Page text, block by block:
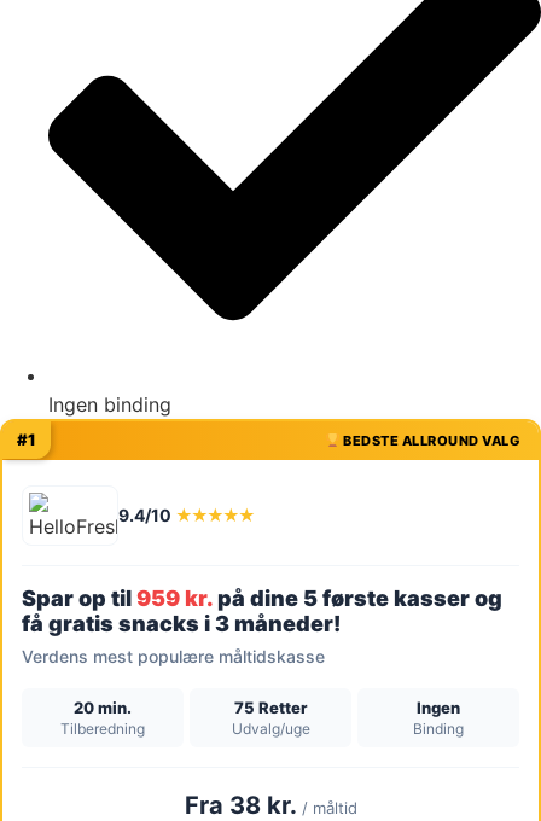
Ingen binding
BEDSTE ALLROUND VALG
#1
9.4/10 ★★★★★
Spar op til959 kr.på dine 5 første kasser og
få gratis snacks i 3 måneder!
Verdens mest populære måltidskasse
20 min.
Tilberedning
75 Retter
Udvalg/uge
Ingen
Binding
Fra 38 kr. / måltid